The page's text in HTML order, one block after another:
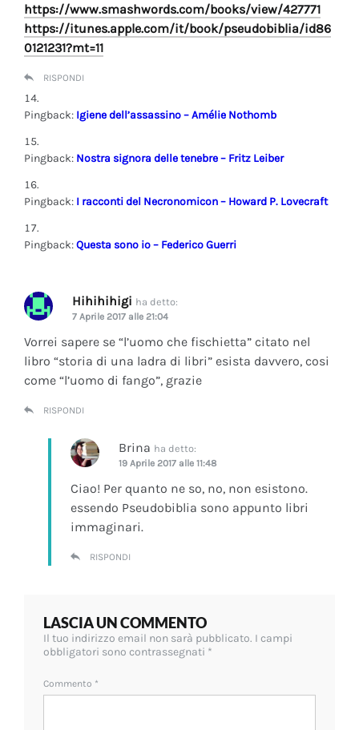
https://www.smashwords.com/books/view/427771
https://itunes.apple.com/it/book/pseudobiblia/id86
0121231?mt=11
RISPONDI
Pingback: Igiene dell’assassino – Amélie Nothomb
Pingback: Nostra signora delle tenebre – Fritz Leiber
Pingback: I racconti del Necronomicon – Howard P. Lovecraft
Pingback:Questa sono io – Federico Guerri
Hihihihigi ha detto:
7 Aprile 2017 alle 21:04
Vorrei sapere se “l’uomo che fischietta” citato nel
libro “storia di una ladra di libri” esista davvero, cosi
come “l’uomo di fango”, grazie
RISPONDI
Brina ha detto:
19 Aprile 2017 alle 11:48
Ciao! Per quanto ne so, no, non esistono.
essendo Pseudobiblia sono appunto libri
immaginari.
RISPONDI
LASCIA UN COMMENTO
Il tuo indirizzo email non sarà pubblicato. I campi
obbligatori sono contrassegnati *
Commento *